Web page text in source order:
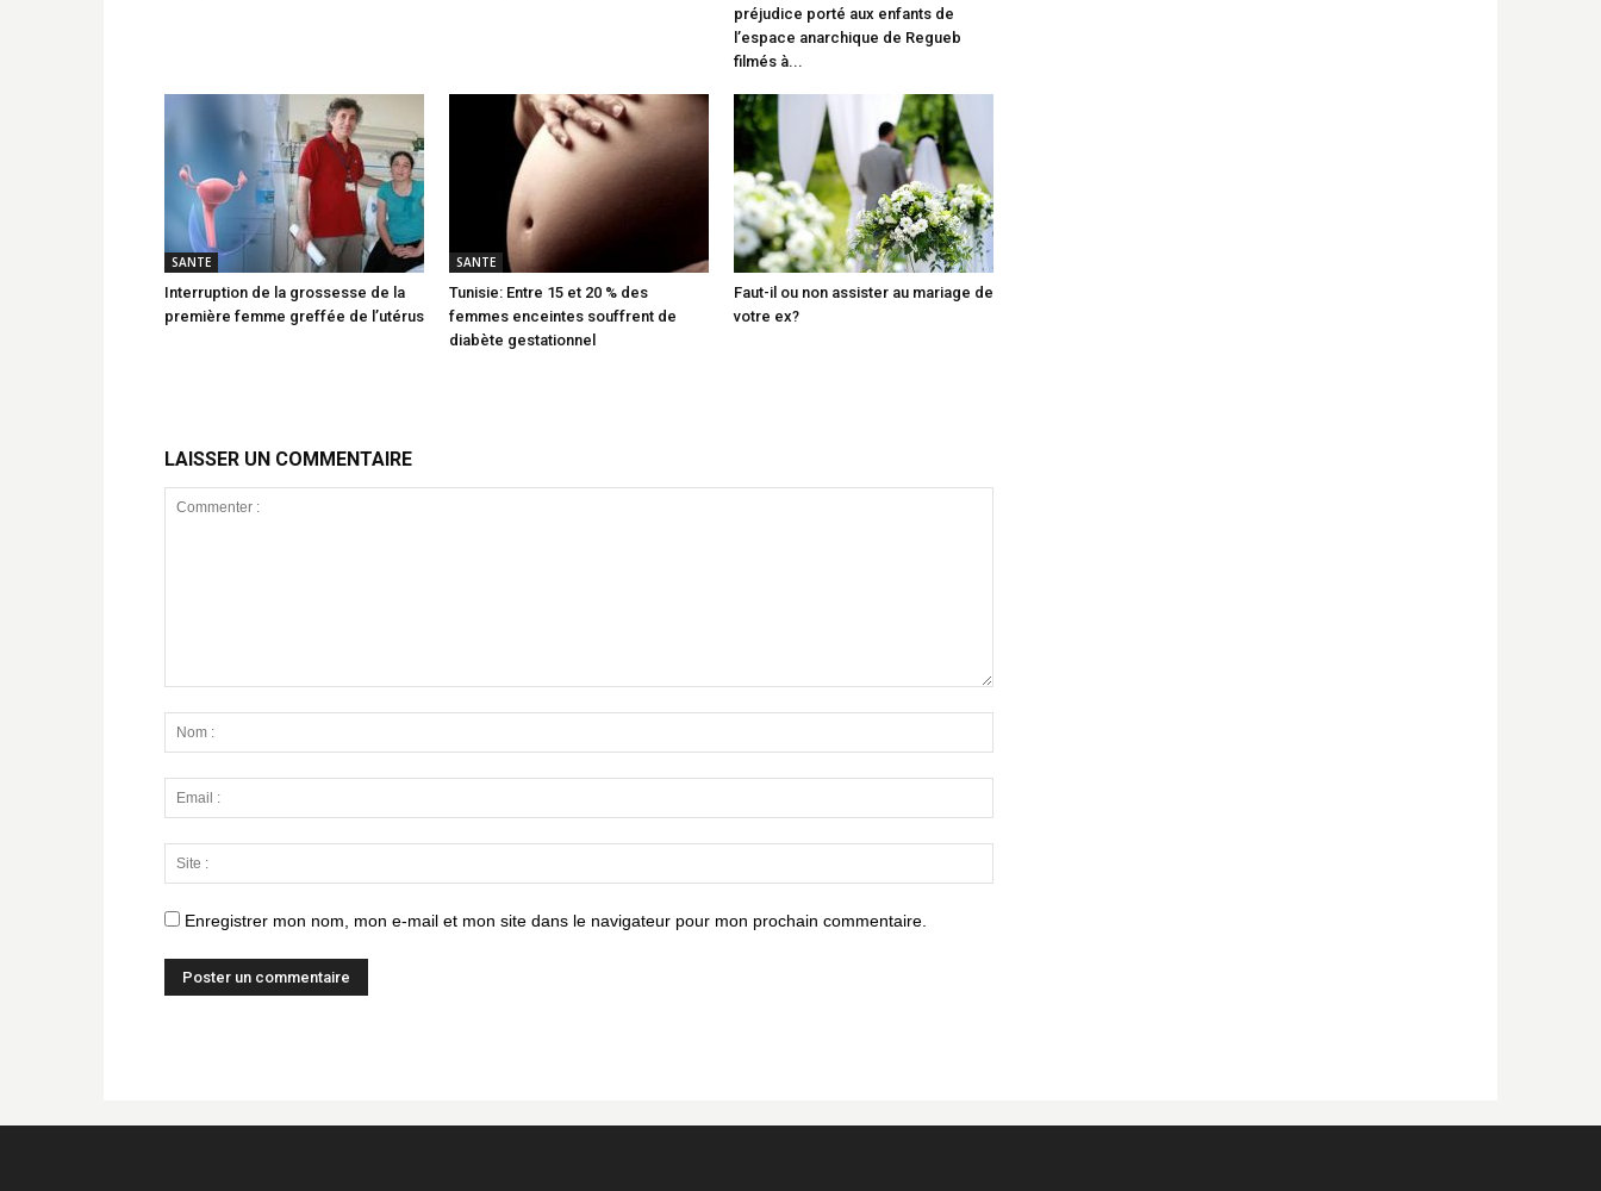
préjudice porté aux enfants de
l’espace anarchique de Regueb
filmés à...
SANTE
Interruption de la grossesse de la
première femme greffée de l’utérus
SANTE
Tunisie: Entre 15 et 20 % des
femmes enceintes souffrent de
diabète gestationnel
Faut-il ou non assister au mariage de
votre ex?
LAISSER UN COMMENTAIRE
Enregistrer mon nom, mon e-mail et mon site dans le navigateur pour mon prochain commentaire.